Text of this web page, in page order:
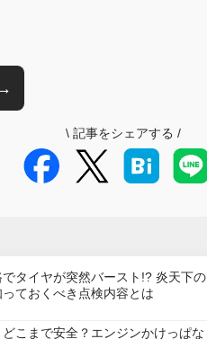
\ 記事をシェアする /
タイヤが突然バースト!? 炎天下の
っておくべき点検内容とは
こまで安全？エンジンかけっぱな